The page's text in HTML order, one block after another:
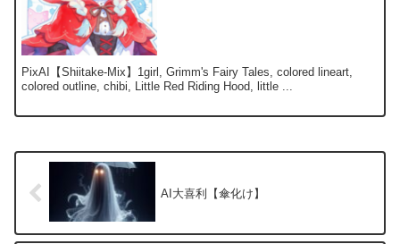
PixAI【Shiitake-Mix】1girl, Grimm's Fairy Tales, colored lineart,
colored outline, chibi, Little Red Riding Hood, little ...
AI大喜利【傘化け】